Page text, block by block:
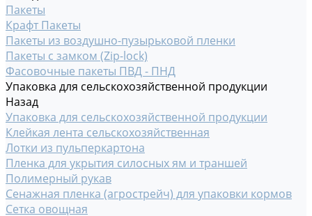
Пакеты
Крафт Пакеты
Пакеты из воздушно-пузырьковой пленки
Пакеты с замком (Zip-lock)
Фасовочные пакеты ПВД - ПНД
Упаковка для сельскохозяйственной продукции
Назад
Упаковка для сельскохозяйственной продукции
Клейкая лента сельскохозяйственная
Лотки из пульперкартона
Пленка для укрытия силосных ям и траншей
Полимерный рукав
Сенажная пленка (агрострейч) для упаковки кормов
Сетка овощная